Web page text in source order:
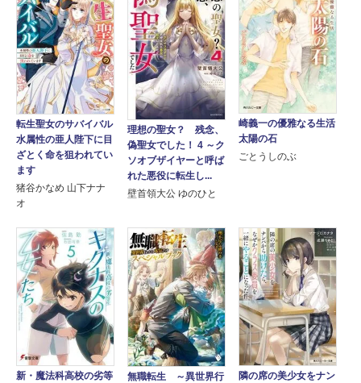
転生聖女のサバイバル
水属性の亜人陛下に目
ざとく命を狙われてい
ます
猪谷かなめ 山下ナナ
オ
理想の聖女？ 残念、
偽聖女でした！ 4 ～ク
ソオブザイヤーと呼ば
れた悪役に転生し...
壁首領大公 ゆのひと
崎義一の優雅なる生活
太陽の石
ごとうしのぶ
新・魔法科高校の劣等
無職転生 ～異世界行
隣の席の美少女をナン